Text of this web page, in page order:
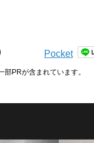
Pocket
PRが含まれています。